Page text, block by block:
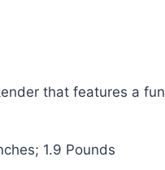
that features a
inches; 1.9 Pounds